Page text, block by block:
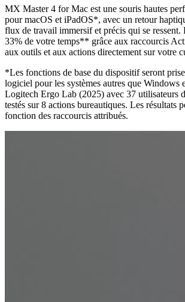
MX Master 4 for Mac est une souris hautes
pour macOS et iPadOS*, avec un retour
flux de travail immersif et précis qui se ressent.
33% de votre temps** grâce aux raccourcis
aux outils et aux actions directement sur votre
*Les fonctions de base du dispositif seront
logiciel pour les systèmes autres que
Logitech Ergo Lab (2025) avec 37 utilisateurs
testés sur 8 actions bureautiques. Les résultats
fonction des raccourcis attribués.